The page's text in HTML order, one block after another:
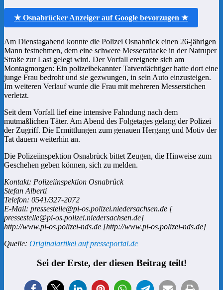
★ Osnabrücker Anzeiger auf Google bevorzugen ★
Am Dienstagabend konnte die Polizei Osnabrück einen 26-jährigen
Mann festnehmen, dem eine schwere Messerattacke in der Natruper
Straße zur Last gelegt wird. Der Vorfall ereignete sich am
Montagmorgen: Ein polizeibekannter Tatverdächtiger hatte dort eine
junge Frau bedroht und sie gezwungen, in sein Auto einzusteigen.
Im weiteren Verlauf wurde die Frau mit mehreren Messerstichen
verletzt.
Seit dem Vorfall lief eine intensive Fahndung nach dem
mutmaßlichen Täter. Am Abend des Folgetages gelang der Polizei
der Zugriff. Die Ermittlungen zum genauen Hergang und Motiv der
Tat dauern weiterhin an.
Die Polizeiinspektion Osnabrück bittet Zeugen, die Hinweise zum
Geschehen geben können, sich zu melden.
Kontakt: Polizeiinspektion Osnabrück
Stefan Alberti
Telefon: 0541/327-2072
E-Mail: pressestelle@pi-os.polizei.niedersachsen.de [
pressestelle@pi-os.polizei.niedersachsen.de]
http://www.pi-os.polizei-nds.de [http://www.pi-os.polizei-nds.de]
Quelle: Originalartikel auf presseportal.de
Sei der Erste, der diesen Beitrag teilt!